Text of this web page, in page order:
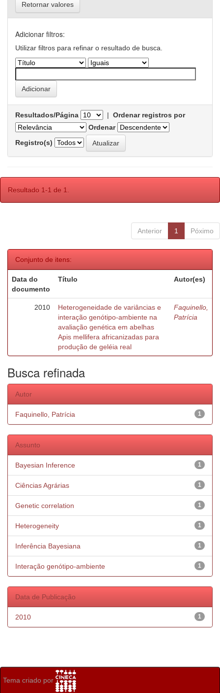
Retornar valores
Adicionar filtros:
Utilizar filtros para refinar o resultado de busca.
Resultados/Página | Ordenar registros por
Ordenar
Registro(s)
Resultado 1-1 de 1.
Anterior 1 Póximo
Conjunto de itens:
Data do
documento
Título Autor(es)
2010
Heterogeneidade de variâncias e
interação genótipo-ambiente na
avaliação genética em abelhas
Apis mellifera africanizadas para
produção de geléia real
Faquinello,
Patrícia
Busca refinada
Autor
1
Faquinello, Patrícia
Assunto
1
Bayesian Inference
1
Ciências Agrárias
1
Genetic correlation
1
Heterogeneity
1
Inferência Bayesiana
1
Interação genótipo-ambiente
Data de Publicação
1
2010
Tema criado por